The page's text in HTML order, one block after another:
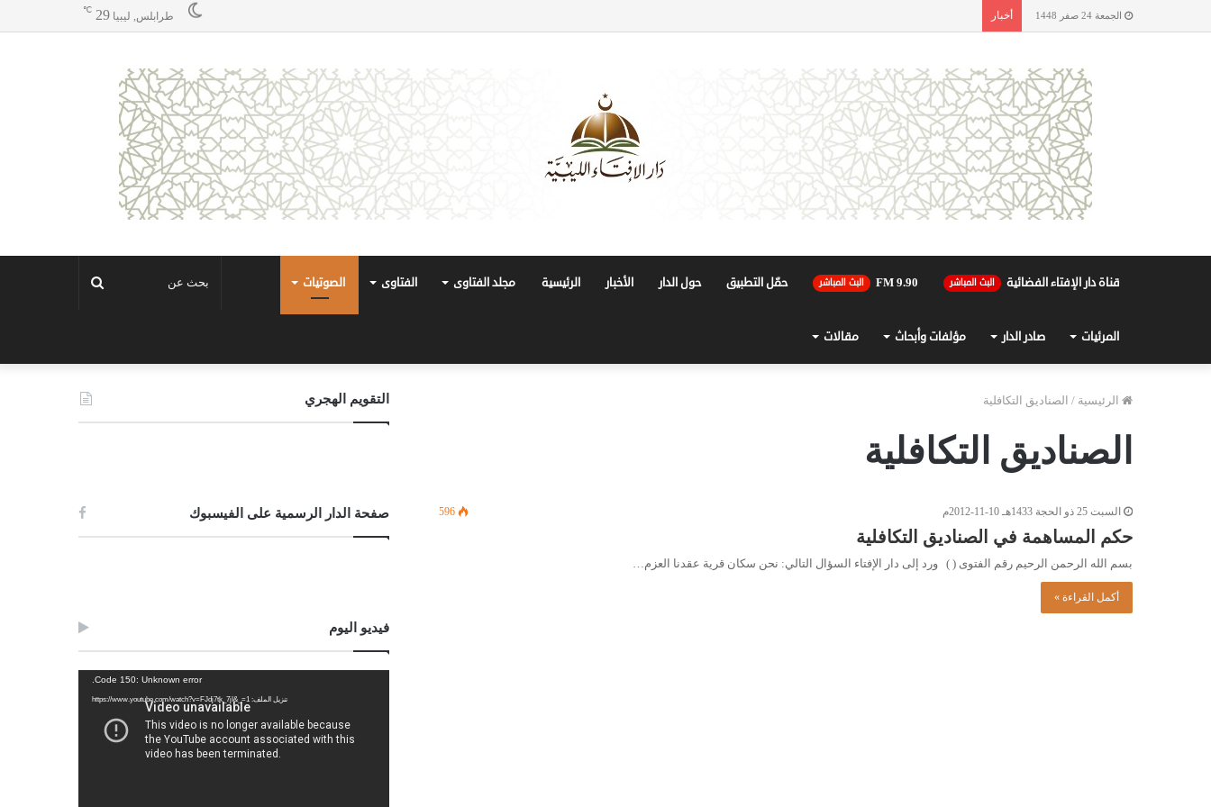
الجمعة 24 صفر 1448 أخبار طرابلس, ليبيا 29
℃
قناة دار الإفتاء الفضائية البث المباشر 90.FM 9 البث المباشر حمّل التطبيق حول الدار الأخبار الرئيسية مجلد الفتاوى الفتاوى الصوتيات
المرئيات صادر الدار مؤلفات وأبحاث مقالات
الرئيسية / الصناديق التكافلية
الصناديق التكافلية
السبت 25 ذو الحجة 1433هـ 10-11-2012م 596
حكم المساهمة في الصناديق التكافلية
بسم الله الرحمن الرحيم رقم الفتوى ( ) ورد إلى دار الإفتاء السؤال التالي: نحن سكان قرية عقدنا العزم…
أكمل القراءة »
التقويم الهجري
صفحة الدار الرسمية على الفيسبوك
فيديو اليوم
Code 150: Unknown error.
تنزيل الملف: https://www.youtube.com/watch?v=FJdj7tk_7jI&_=1